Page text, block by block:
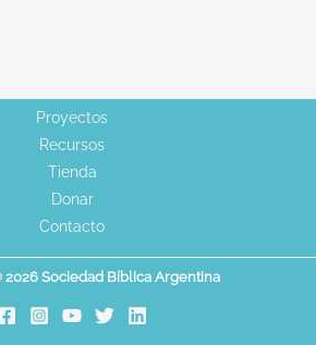
Proyectos
Recursos
Tienda
Donar
Contacto
Sociedad Bíblica Argentina